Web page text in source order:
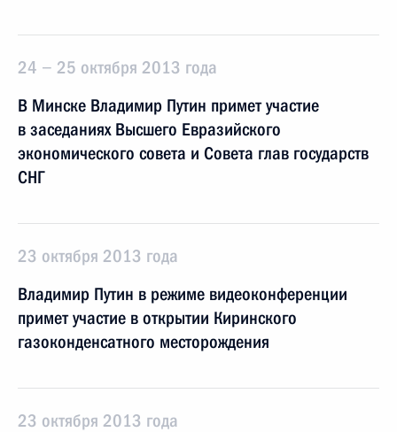
24 − 25 октября 2013 года
В Минске Владимир Путин примет участие
в заседаниях Высшего Евразийского
экономического совета и Совета глав государств
СНГ
23 октября 2013 года
Владимир Путин в режиме видеоконференции
примет участие в открытии Киринского
газоконденсатного месторождения
23 октября 2013 года